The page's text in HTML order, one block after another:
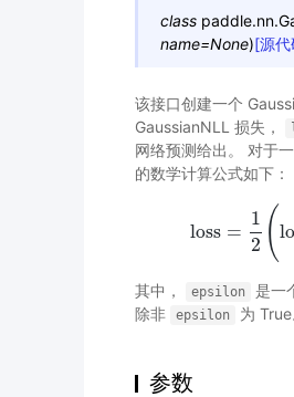
class paddle.nn.
name=None)[源
该接口创建一个
GaussianNLL 损失，
网络预测给出。 对于
的数学计算公式如下：
loss =
1
2 (
loss=12(
其中， epsilon
是一
除非
epsilon 为
参数